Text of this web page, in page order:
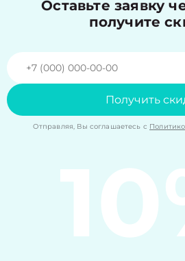
Оставьте заявку
получите
Получить
Отправляя, Вы соглашаетесь с